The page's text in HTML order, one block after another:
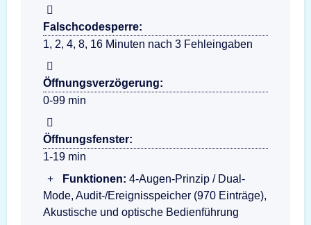
Falschcodesperre:
1, 2, 4, 8, 16 Minuten nach 3 Fehleingaben
Öffnungsverzögerung:
0-99 min
Öffnungsfenster:
1-19 min
Funktionen: 4-Augen-Prinzip / Dual-
Mode, Audit-/Ereignisspeicher (970 Einträge),
Akustische und optische Bedienführung